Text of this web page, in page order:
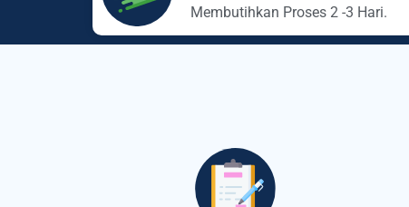
Membutihkan Proses 2 -3 Hari.